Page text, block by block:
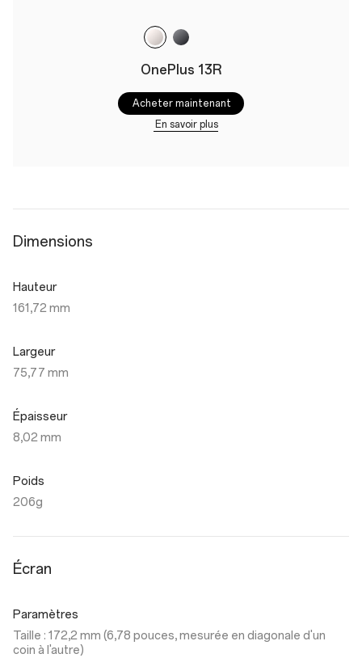
OnePlus 13R
Acheter maintenant
En savoir plus
Dimensions
Hauteur
161,72 mm
Largeur
75,77 mm
Épaisseur
8,02 mm
Poids
206g
Écran
Paramètres
Taille : 172,2 mm (6,78 pouces, mesurée en diagonale d'un
coin à l'autre)